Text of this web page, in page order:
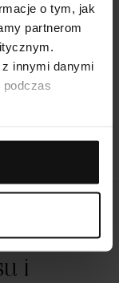
o tym, jak
partnerom
innymi danymi
i siateczką
z gorsetem i
zł
wynosiła:
wynosi: 96,99
i